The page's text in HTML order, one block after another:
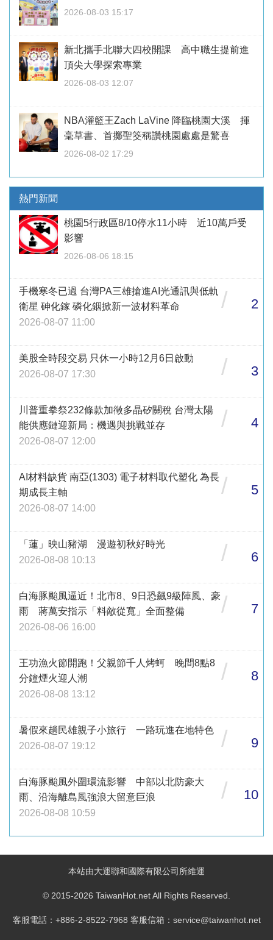
2026-08-03 15:17
新北攜手北聯大四校開課 高中職生提前進
頂尖大學探索專業
2026-08-03 12:07
NBA灌籃王Zach LaVine 降臨桃園大溪 揮
毫草書、首擲聖筊稱讚桃園處處是驚喜
2026-08-02 17:29
熱門新聞
桃園5行政區8/10停水11小時 近10萬戶受
影響
2026-08-06 18:15
手機寒冬已過 台灣PA三雄搶進AI光通訊與低軌
衛星 砷化鎵 磷化銦掀新一波材料革命
2026-08-07 11:00
/ 2
美股全時段交易 只休一小時12月6日啟動
2026-08-07 17:30
/ 3
川普重拳祭232條款加徵多晶矽關稅 台灣太陽
能供應鏈迎新局：機遇與挑戰並存
2026-08-07 12:00
/ 4
AI材料缺貨 南亞(1303) 電子材料取代塑化 為長
期成長主軸
2026-08-07 14:00
/ 5
「蓮」映山豬湖 漫遊初秋好時光
2026-08-08 10:13
/ 6
白海豚颱風逼近！北市8、9日恐飆9級陣風、豪
雨 蔣萬安指示「料敵從寬」全面整備
2026-08-06 16:00
/ 7
王功漁火節開跑！父親節千人烤蚵 晚間8點8
分鐘煙火迎人潮
2026-08-08 13:12
/ 8
暑假來趟民雄親子小旅行 一路玩進在地特色
2026-08-07 19:12
/ 9
白海豚颱風外圍環流影響 中部以北防豪大
雨、沿海離島風強浪大留意巨浪
2026-08-08 10:59
/ 10
本站由大運聯和國際有限公司所維運
© 2015-2026 TaiwanHot.net All Rights Reserved.
客服電話：+886-2-8522-7968 客服信箱：service@taiwanhot.net